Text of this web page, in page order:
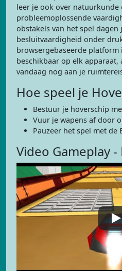
leer je ook over natuurkunde
probleemoplossende
obstakels van het spel dagen
besluitvaardigheid onder
browsergebaseerde platform
beschikbaar op elk apparaat,
vandaag nog aan je
Hoe speel je
Bestuur je hoverschip
Vuur je wapens af door
Pauzeer het spel met de
Video Gameplay